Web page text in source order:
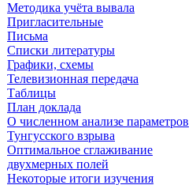
Методика учёта вывала
Пригласительные
Письма
Списки литературы
Графики, схемы
Телевизионная передача
Таблицы
План доклада
О численном анализе параметров
Тунгусского взрыва
Оптимальное сглаживание
двухмерных полей
Некоторые итоги изучения